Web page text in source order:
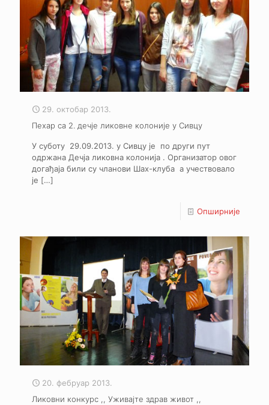
29. октобар 2013.
Пехар са 2. дечје ликовне колоније у Сивцу
У суботу 29.09.2013. у Сивцу је по други пут
одржана Дечја ликовна колонија . Организатор овог
догађаја били су чланови Шах-клуба а учествовало
је […]
Опширније
20. фебруар 2013.
Ликовни конкурс ,, Уживајте здрав живот ,,